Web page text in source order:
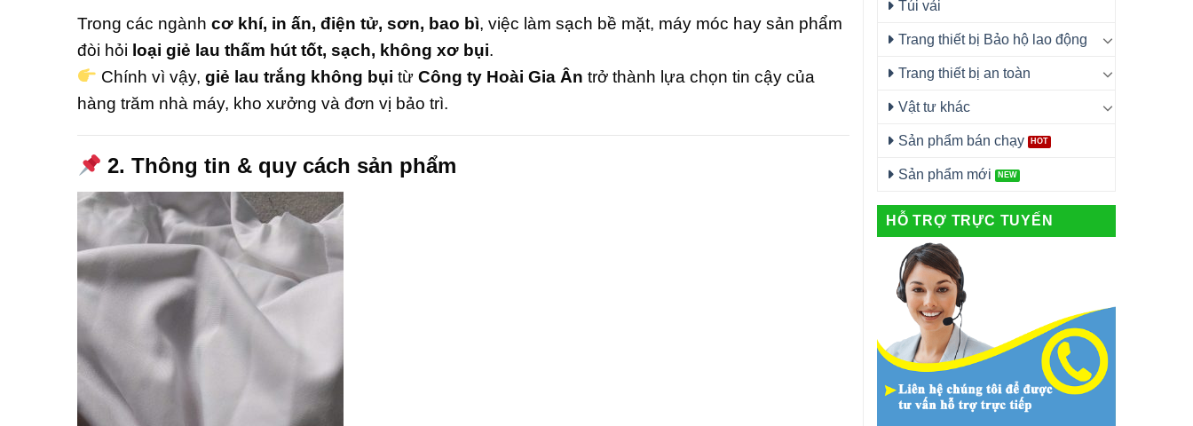
Trong các ngành cơ khí, in ấn, điện tử, sơn, bao bì, việc làm sạch bề mặt, máy móc hay sản phẩm
đòi hỏi loại giẻ lau thấm hút tốt, sạch, không xơ bụi.
Chính vì vậy, giẻ lau trắng không bụi từ Công ty Hoài Gia Ân trở thành lựa chọn tin cậy của
hàng trăm nhà máy, kho xưởng và đơn vị bảo trì.
2. Thông tin & quy cách sản phẩm
Túi vải
Trang thiết bị Bảo hộ lao động
Trang thiết bị an toàn
Vật tư khác
Sản phẩm bán chạy
Sản phẩm mới
HỖ TRỢ TRỰC TUYẾN